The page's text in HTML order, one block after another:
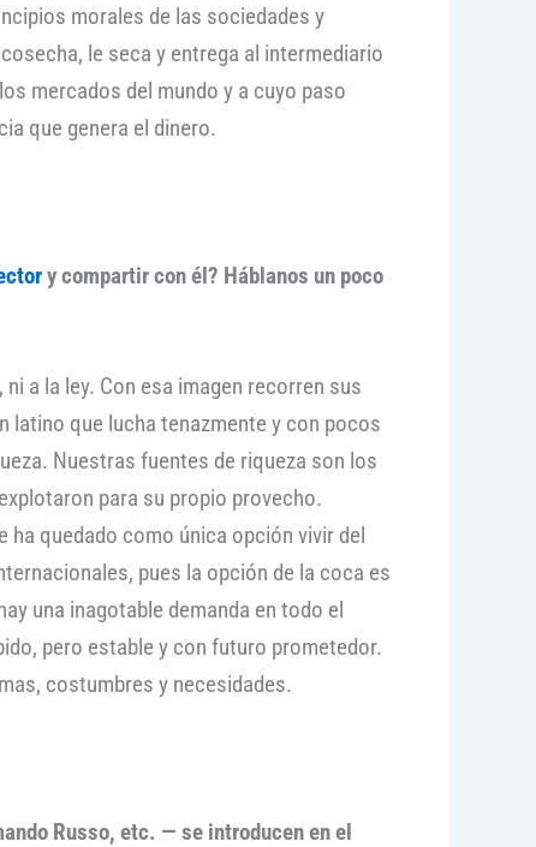
morales de las sociedades y
le seca y entrega al intermediario
mercados del mundo y a cuyo paso
que genera el dinero.
y compartir con él? Háblanos un poco
a la ley. Con esa imagen recorren sus
latino que lucha tenazmente y con pocos
Nuestras fuentes de riqueza son los
para su propio provecho.
quedado como única opción vivir del
pues la opción de la coca es
una inagotable demanda en todo el
pero estable y con futuro prometedor.
costumbres y necesidades.
Russo, etc. — se introducen en el